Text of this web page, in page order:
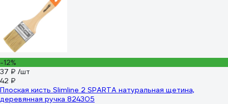
-12%
37 ₽ /шт
42 ₽
Плоская кисть Slimline 2 SPARTA натуральная щетина,
деревянная ручка 824305